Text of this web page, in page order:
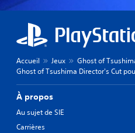
Accueil Jeux
Ghost of
Ghost of Tsushima Director's Cut
À propos
Au sujet de SIE
Carrières